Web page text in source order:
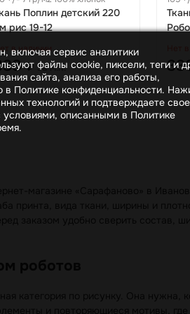
Поплин детский 220
рис 19-12
в наличии
₽ за м.п.
включая сервис аналитики
файлы cookie, пиксели, теги и
сайта, анализа его работы,
в Политике конфиденциальности.
технологий и подтверждаете свое
условиями, описанными в Политике